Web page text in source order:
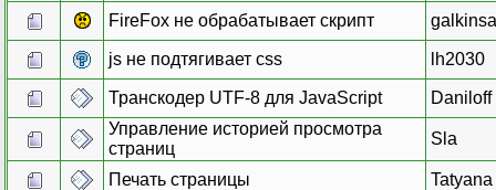
FireFox не обрабатывает скрипт
js не подтягивает css lh2030
Транскодер UTF-8 для JavaScript
Daniloff
Управление историей просмотра
страниц
Sla
Печать страницы Tatyana